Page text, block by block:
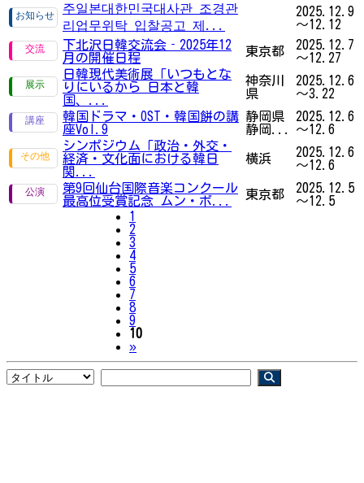
주일본대한민국대사관 조경관
리업무위탁 입찰공고 제...
2025.12.9
～12.12
下北沢日韓交流会‐2025年12
月の開催日程
東京都
2025.12.7
～12.27
日韓現代美術展「いつもとな
りにいるから 日本と韓
国、...
神奈川
県
2025.12.6
～3.22
韓国ドラマ・OST・韓国餅の講
座Vol.9
静岡県
静岡...
2025.12.6
～12.6
シンポジウム「政治・外交・
経済・文化面における韓日
関...
横浜
2025.12.6
～12.6
第9回仙台国際音楽コンクール
最高位受賞記念 ムン・ボ...
東京都
2025.12.5
～12.5
1
2
3
4
5
6
7
8
9
10
»Next